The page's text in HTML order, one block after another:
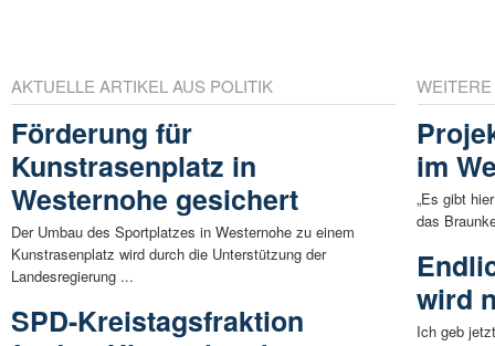
AKTUELLE ARTIKEL AUS POLITIK
Förderung für
Kunstrasenplatz in
Westernohe gesichert
Der Umbau des Sportplatzes in Westernohe zu einem
Kunstrasenplatz wird durch die Unterstützung der
Landesregierung ...
SPD-Kreistagsfraktion
im
„Es gibt
das
wird
Ich geb